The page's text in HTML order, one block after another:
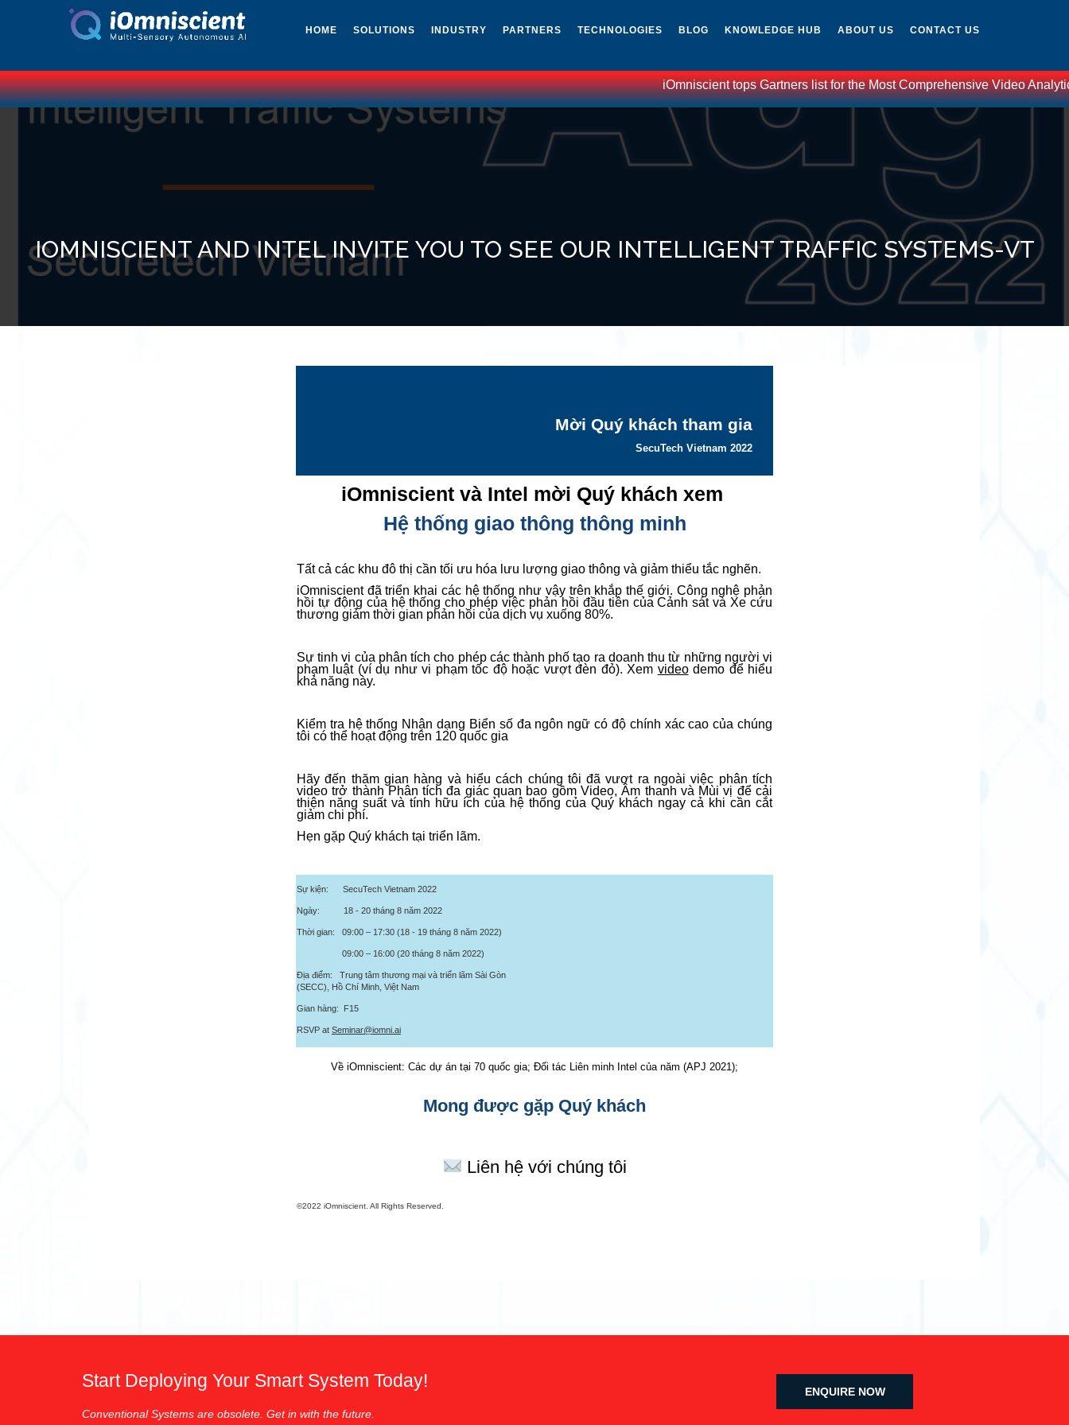
HOME SOLUTIONS INDUSTRY PARTNERS TECHNOLOGIES BLOG KNOWLEDGE HUB ABOUT US CONTACT US
iOmniscient tops Gartners list for the Most Comprehensive Video Analytics
IOMNISCIENT AND INTEL INVITE YOU TO SEE OUR INTELLIGENT TRAFFIC SYSTEMS-VT
Mời Quý khách tham gia
SecuTech Vietnam 2022
iOmniscient và Intel mời Quý khách xem
Hệ thống giao thông thông minh
Tất cả các khu đô thị cần tối ưu hóa lưu lượng giao thông và giảm thiểu tắc nghẽn.
iOmniscient đã triển khai các hệ thống như vậy trên khắp thế giới. Công nghệ phản
hồi tự động của hệ thống cho phép việc phản hồi đầu tiên của Cảnh sát và Xe cứu
thương giảm thời gian phản hồi của dịch vụ xuống 80%.
Sự tinh vi của phân tích cho phép các thành phố tạo ra doanh thu từ những người vi
phạm luật (ví dụ như vi phạm tốc độ hoặc vượt đèn đỏ). Xem videodemo để hiểu
khả năng này.
Kiểm tra hệ thống Nhận dạng Biển số đa ngôn ngữ có độ chính xác cao của chúng
tôi có thể hoạt động trên 120 quốc gia
Hãy đến thăm gian hàng và hiểu cách chúng tôi đã vượt ra ngoài việc phân tích
video trở thành Phân tích đa giác quan bao gồm Video, Âm thanh và Mùi vị để cải
thiện năng suất và tính hữu ích của hệ thống của Quý khách ngay cả khi cần cắt
giảm chi phí.
Hẹn gặp Quý khách tại triển lãm.
Sự kiện: SecuTech Vietnam 2022
Ngày: 18 - 20 tháng 8 năm 2022
Thời gian: 09:00 – 17:30 (18 - 19 tháng 8 năm 2022)
09:00 – 16:00 (20 tháng 8 năm 2022)
Địa điểm: Trung tâm thương mại và triển lãm Sài Gòn
(SECC), Hồ Chí Minh, Việt Nam
Gian hàng: F15
RSVP at Seminar@iomni.ai
Về iOmniscient: Các dự án tại 70 quốc gia; Đối tác Liên minh Intel của năm (APJ 2021);
Mong được gặp Quý khách
Liên hệ với chúng tôi
©︎2022 iOmniscient. All Rights Reserved.
Start Deploying Your Smart System Today!
Conventional Systems are obsolete. Get in with the future.
ENQUIRE NOW